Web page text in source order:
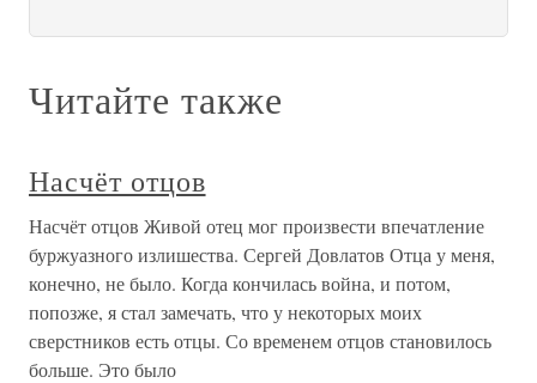
Читайте также
Насчёт отцов
Насчёт отцов Живой отец мог произвести впечатление
буржуазного излишества. Сергей Довлатов Отца у меня,
конечно, не было. Когда кончилась война, и потом,
попозже, я стал замечать, что у некоторых моих
сверстников есть отцы. Со временем отцов становилось
больше. Это было